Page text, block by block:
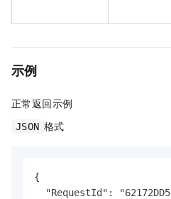
示例
正常返回示例
JSON 格式
{
  "RequestId": "62172DD5